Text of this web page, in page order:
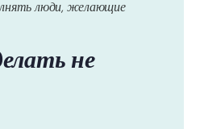
люди, желающие
не